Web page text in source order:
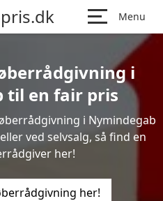
Menu
i
til en fair pris
i Nymindegab
ved selvsalg, så find en
her!
her!